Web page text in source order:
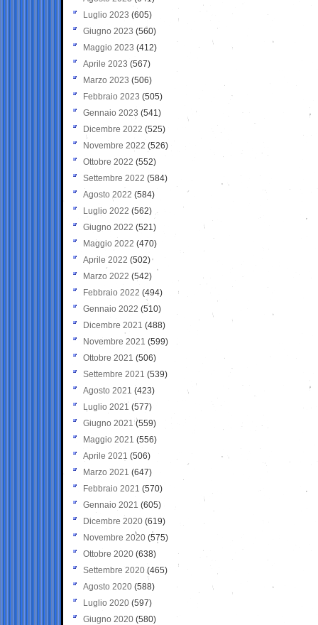
Luglio 2023 (605)
Giugno 2023 (560)
Maggio 2023 (412)
Aprile 2023 (567)
Marzo 2023 (506)
Febbraio 2023 (505)
Gennaio 2023 (541)
Dicembre 2022 (525)
Novembre 2022 (526)
Ottobre 2022 (552)
Settembre 2022 (584)
Agosto 2022 (584)
Luglio 2022 (562)
Giugno 2022 (521)
Maggio 2022 (470)
Aprile 2022 (502)
Marzo 2022 (542)
Febbraio 2022 (494)
Gennaio 2022 (510)
Dicembre 2021 (488)
Novembre 2021 (599)
Ottobre 2021 (506)
Settembre 2021 (539)
Agosto 2021 (423)
Luglio 2021 (577)
Giugno 2021(559)
Maggio 2021 (556)
Aprile 2021 (506)
Marzo 2021 (647)
Febbraio 2021 (570)
Gennaio 2021 (605)
Dicembre 2020 (619)
Novembre 2020 (575)
Ottobre 2020 (638)
Settembre 2020(465)
Agosto 2020 (588)
Luglio 2020 (597)
Giugno 2020 (580)